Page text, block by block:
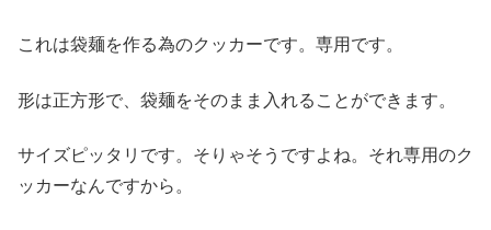
これは袋麺を作る為のクッカーです。専用です。
形は正方形で、袋麺をそのまま入れることができます。
サイズピッタリです。そりゃそうですよね。それ専用のク
ッカーなんですから。